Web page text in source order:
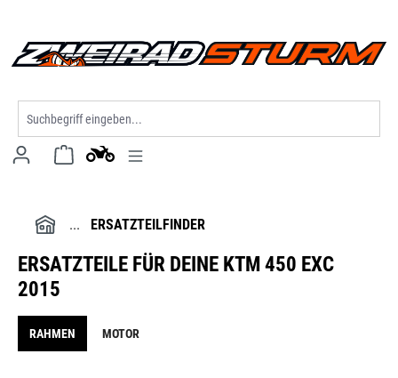
ERSATZTEILFINDER
ERSATZTEILE FÜR DEINE KTM 450 EXC
2015
RAHMEN MOTOR